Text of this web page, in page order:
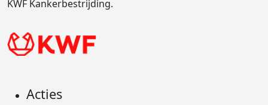
KWF Kankerbestrijding.
Acties